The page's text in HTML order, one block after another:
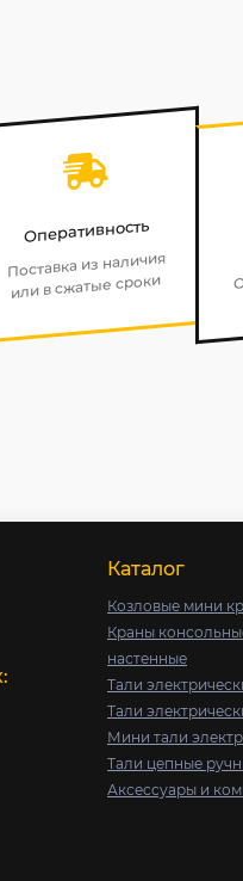
Оперативность
Поставка из наличия
или в сжатые сроки
Каталог
Козловые мини
Краны
настенные
Тали
Тали
Мини тали
Тали цепные
Аксессуары и